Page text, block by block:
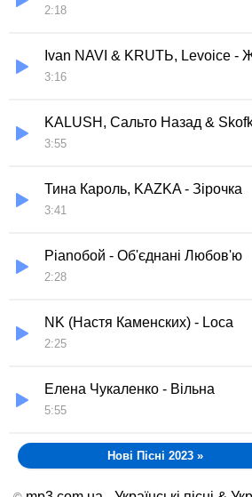
2:18
Ivan NAVI & KRUTЬ, Levoice -
3:16
KALUSH, Сальто Назад &
3:55
Тина Кароль, KAZKA - Зірочка
3:41
Pianoбой - Об'єднані Любов'ю
2:28
NK (Настя Каменских) - Loca
2:25
Елена Чукаленко - Вільна
5:55
Нові Пісні 2023 »